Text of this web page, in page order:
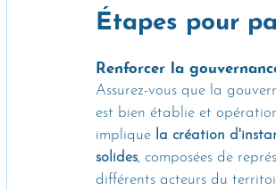
Étapes pour
Renforcer la
Assurez-vous que la
est bien établie et
implique la création
solides, composées de
différents acteurs du